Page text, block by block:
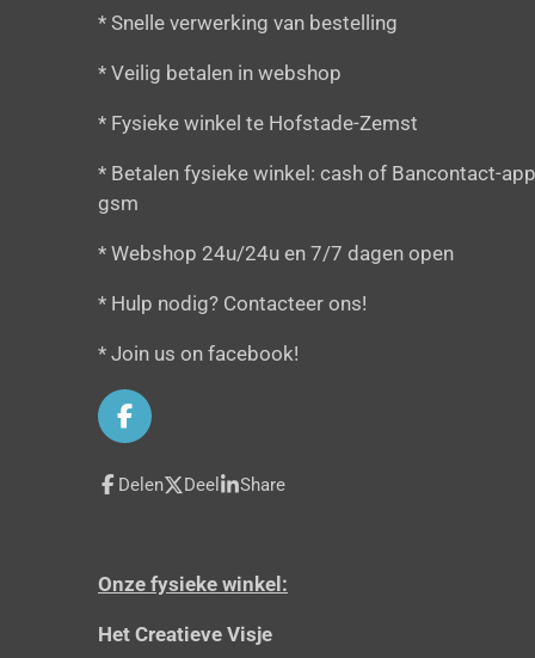
* Snelle verwerking van bestelling
* Veilig betalen in webshop
* Fysieke winkel te Hofstade-Zemst
* Betalen fysieke winkel: cash of Bancontact-
gsm
* Webshop 24u/24u en 7/7 dagen open
* Hulp nodig? Contacteer ons!
* Join us on facebook!
F
a
c
e
k
Delen Deel Share
Onze fysieke winkel:
Het Creatieve Visje